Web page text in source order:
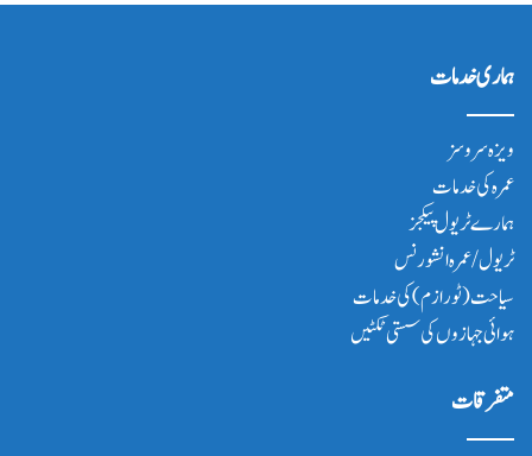
ہماری خدمات
ویزہ سروسز
عمرہ کی خدمات
ہمارے ٹریول پیکجز
ٹریول/عمرہ انشورنس
سیاحت(ٹورازم) کی خدمات
ہوائی جہازوں کی سستی ٹکٹیں
متفرقات